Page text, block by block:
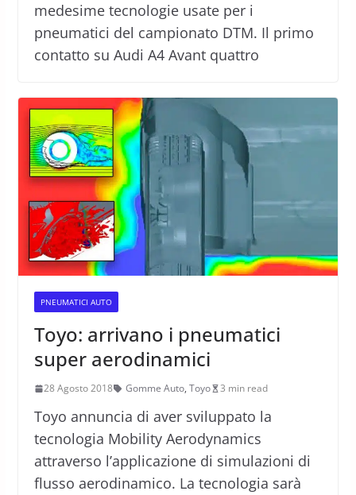
medesime tecnologie usate per i
pneumatici del campionato DTM. Il primo
contatto su Audi A4 Avant quattro
PNEUMATICI AUTO
Toyo: arrivano i pneumatici
super aerodinamici
28 Agosto 2018 Gomme Auto, Toyo 3 min read
Toyo annuncia di aver sviluppato la
tecnologia Mobility Aerodynamics
attraverso l’applicazione di simulazioni di
flusso aerodinamico. La tecnologia sarà